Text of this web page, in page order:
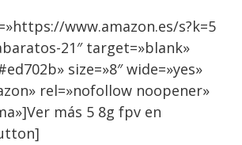
www.amazon.es/s?k=5
21″ target=»blank»
size=»8″ wide=»yes»
rel=»nofollow noopener»
más 5 8g fpv en